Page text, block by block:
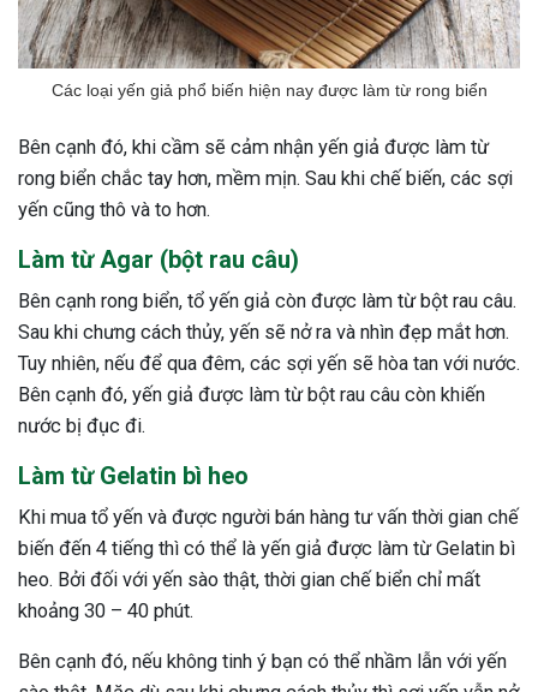
Các loại yến giả phổ biến hiện nay được làm từ rong biển
Bên cạnh đó, khi cầm sẽ cảm nhận yến giả được làm từ
rong biển chắc tay hơn, mềm mịn. Sau khi chế biến, các sợi
yến cũng thô và to hơn.
Làm từ Agar (bột rau câu)
Bên cạnh rong biển, tổ yến giả còn được làm từ bột rau câu.
Sau khi chưng cách thủy, yến sẽ nở ra và nhìn đẹp mắt hơn.
Tuy nhiên, nếu để qua đêm, các sợi yến sẽ hòa tan với nước.
Bên cạnh đó, yến giả được làm từ bột rau câu còn khiến
nước bị đục đi.
Làm từ Gelatin bì heo
Khi mua tổ yến và được người bán hàng tư vấn thời gian chế
biến đến 4 tiếng thì có thể là yến giả được làm từ Gelatin bì
heo. Bởi đối với yến sào thật, thời gian chế biển chỉ mất
khoảng 30 – 40 phút.
Bên cạnh đó, nếu không tinh ý bạn có thể nhầm lẫn với yến